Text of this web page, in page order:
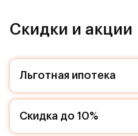
придется ломать голову,
необходимое!
- Студия
- Для ЖК Римский доступна
Квартира с чистовой
индивидуальность в
Скидки и акции
Льготная ипотека
Скидка до 10%